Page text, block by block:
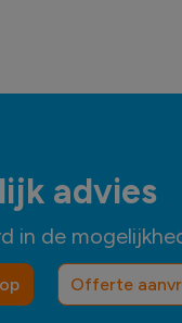
advies
in de
Offerte